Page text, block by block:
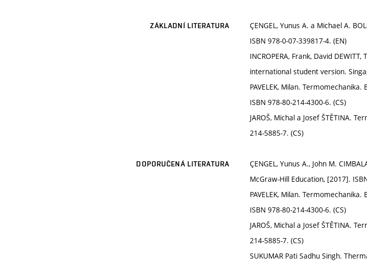
ZÁKLADNÍ LITERATURA
ÇENGEL, Yunus A. a Michael A.
ISBN 978-0-07-339817-4. (EN)
INCROPERA, Frank, David
international student version.
PAVELEK, Milan.
ISBN 978-80-214-4300-6. (CS)
JAROŠ, Michal a Josef ŠTĚTINA.
214-5885-7. (CS)
DOPORUČENÁ LITERATURA
ÇENGEL, Yunus A., John M.
McGraw-Hill Education, [2017].
PAVELEK, Milan.
ISBN 978-80-214-4300-6. (CS)
JAROŠ, Michal a Josef ŠTĚTINA.
214-5885-7. (CS)
SUKUMAR Pati Sadhu Singh.